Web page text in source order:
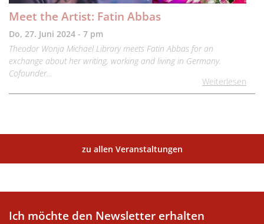
Meet the Artist: Fatin Abbas
Do, 27. Juni 2024 - 7 pm
Theodor Wonja Michael Library meets Fatin Abbas for an
exchange about her writing, working and living in Germany.
Cofounder…
Weiterlesen
zu allen Veranstaltungen
Ich möchte den Newsletter erhalten